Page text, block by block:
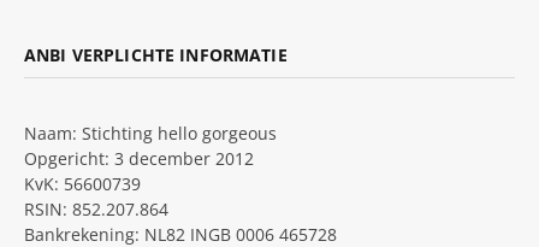
ANBI VERPLICHTE INFORMATIE
Naam: Stichting hello gorgeous
Opgericht: 3 december 2012
KvK: 56600739
RSIN: 852.207.864
Bankrekening: NL82 INGB 0006 465728